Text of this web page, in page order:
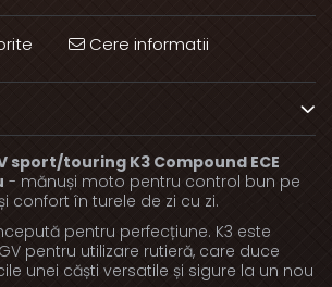
Cere informatii
sport/touring K3 Compound ECE
- mănuși moto pentru control bun pe
confort în turele de zi cu zi.
pentru perfecțiune. K3 este
pentru utilizare rutieră, care duce
unei căști versatile și sigure la un nou